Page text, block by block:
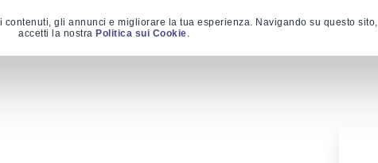
gli annunci e migliorare la tua esperienza. Navigando su questo sito,
accetti la nostra Politica sui Cookie.